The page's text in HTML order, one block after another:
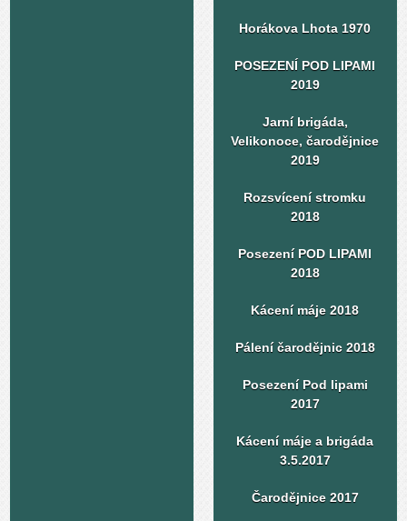
Horákova Lhota 1970
POSEZENÍ POD LIPAMI
2019
Jarní brigáda,
Velikonoce, čarodějnice
2019
Rozsvícení stromku
2018
Posezení POD LIPAMI
2018
Kácení máje 2018
Pálení čarodějnic 2018
Posezení Pod lipami
2017
Kácení máje a brigáda
3.5.2017
Čarodějnice 2017